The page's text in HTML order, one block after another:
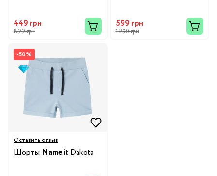
449 грн
899 грн
599 грн
1 290 грн
-50%
Оставить отзыв
Шорты Name it Dakota